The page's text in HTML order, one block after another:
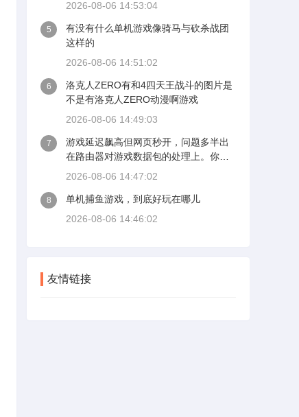
2026-08-06 14:53:04
5
有没有什么单机游戏像骑马与砍杀战团
这样的
2026-08-06 14:51:02
6
洛克人ZERO有和4四天王战斗的图片是
不是有洛克人ZERO动漫啊游戏
2026-08-06 14:49:03
7
游戏延迟飙高但网页秒开，问题多半出
在路由器对游戏数据包的处理上。你家
宽带跑满千兆，看视频、下文件都正
不是运营商虚标带宽，而是游戏流量走
了条“堵车小路”。
2026-08-06 14:47:02
8
单机捕鱼游戏，到底好玩在哪儿
2026-08-06 14:46:02
友情链接